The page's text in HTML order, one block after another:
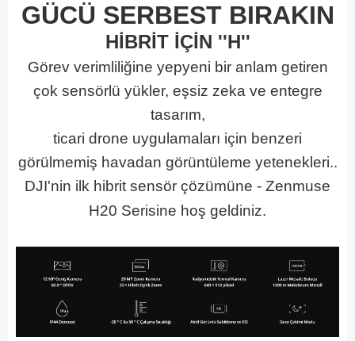
GÜCÜ SERBEST BIRAKIN
HİBRİT İÇİN ''H''
Görev verimliliğine yepyeni bir anlam getiren
çok sensörlü yükler, eşsiz zeka ve entegre
tasarım,
ticari drone uygulamaları için benzeri
görülmemiş havadan görüntüleme yetenekleri..
DJI'nin ilk hibrit sensör çözümüne - Zenmuse
H20 Serisine hoş geldiniz.